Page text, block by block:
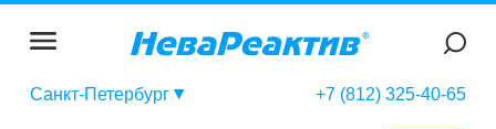
Санкт-Петербург +7 (812) 325-40-65